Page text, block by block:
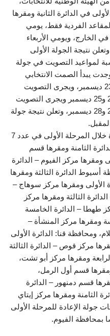
في الدائرة الثانية ومقرها
الفردية فقط، يومي
الجاري في الخارج، ويومي الأربعاء
وتعلن نتيجة الجولة الأولى
ديسمبر، وبالنسبة لمواعيد التصويت في جولة
الملغاة إن وجدت يبدأ الصمت الانتخابي
لجولة الإعادة في الدوائر الـ19 يوم 23 ديسمبر، ويجرى التصويت
لإعادة الدوائر الـ19 بالخارج يومي 24 و25 ديسمبر ويجرى التصويت
لإعادة الدوائر الـ19 بالداخل يومي 27 و28 ديسمبر، وتعلن نتيجة جولة
وتجرى الانتخابات في الدوائر الملغاة خلال المرحلة الأولى في عدد 7
الثامنة ومقرها قسم
ومقرها مركز الفيوم – الدائرة
أسيوط الدائرة الثالثة ومقرها
الأولى ومقرها مركز سوهاج –
الثالثة ومقرها مركز
طهطا – الدائرة الخامسة
ومقرها مركز المنشأة –
ومحافظة قنا: الدائرة الأولى
مركز قوص – الدائرة الثالثة
ومقرها مركز أبو تشت،
ومقرها قسم أول الرمل،
قسم دمنهور – الدائرة
الثامنة ومقرها مركز إيتاي
جولة الإعادة للمرحلة الأولى
بمحافظة الفيوم.